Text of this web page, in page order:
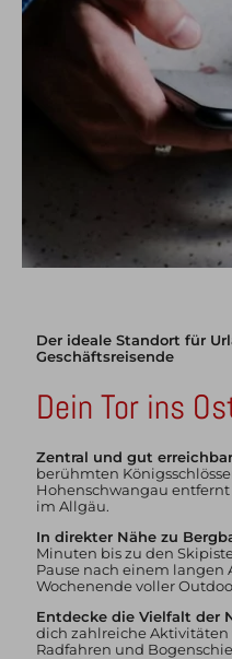
Der ideale Standort für
Geschäftsreisende
Dein Tor ins
Zentral und gut
berühmten
Hohenschwangau
im Allgäu.
In direkter Nähe zu
Minuten bis zu den
Pause nach einem langen
Wochenende voller
Entdecke die Vielfalt der
dich zahlreiche Aktivitäten
Radfahren und